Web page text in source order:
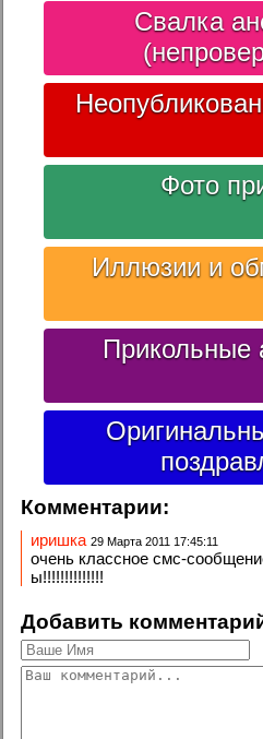
Свалка
Фото
Иллюзии и
Комментарии:
иришка 29 Марта 2011 17:45:11
очень классное смс-
ы!!!!!!!!!!!!!!
Добавить